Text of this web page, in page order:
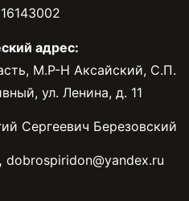
адрес:
М.Р-Н Аксайский, С.П.
ул. Ленина, д. 11
Сергеевич Березовский
dobrospiridon@yandex.ru